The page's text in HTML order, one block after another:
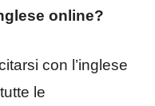
online?
con l’inglese
le